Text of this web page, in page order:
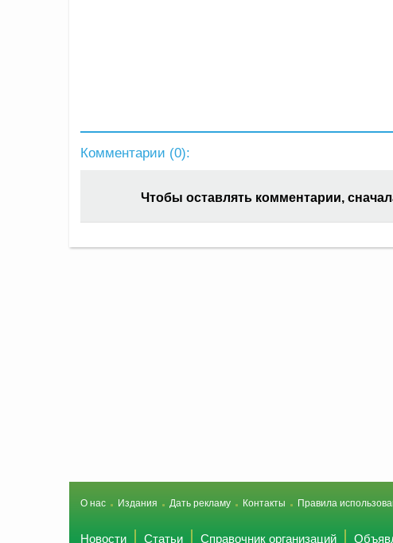
Комментарии (0):
Чтобы оставлять комментарии,
О нас Издания Дать рекламу Контакты Правила
Новости Статьи Справочник организаций